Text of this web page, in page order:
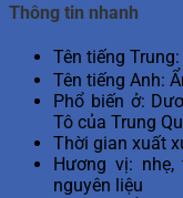
Thông tin nhanh
Tên tiếng
Tên tiếng Anh:
Phổ biến ở:
Tô của Trung
Thời gian xuất
Hương vị:
nguyên liệu